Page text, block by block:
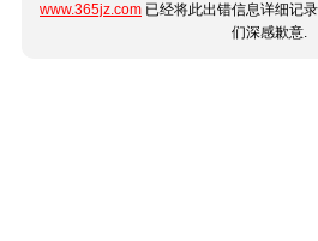
www.365jz.com 已经将此出错信息详细记
们深感歉意.